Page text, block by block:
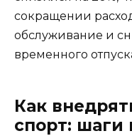
сокращении
обслуживание и
временного
Как
спорт: шаги